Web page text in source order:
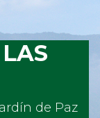
de Paz